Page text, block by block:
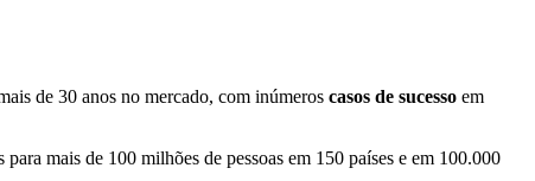
de 30 anos no mercado, com inúmeros casos de sucesso em
para mais de 100 milhões de pessoas em 150 países e em 100.000